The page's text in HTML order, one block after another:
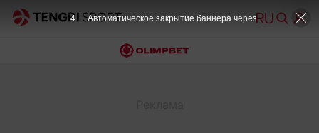
4 Автоматическое закрытие баннера через